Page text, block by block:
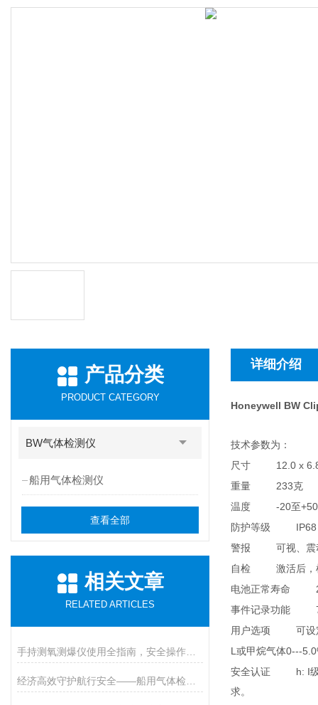
产品分类
PRODUCT CATEGORY
BW气体检测仪
船用气体检测仪
查看全部
相关文章
RELATED ARTICLES
详细介绍
Honeywell BW
技术参数为：
尺寸 12.0 x 6.8
重量 233克
温度 -20至+50
防护等级 IP68
警报
可视、
自检
激活后
电池正常寿命
事件记录功能
用户选项 可设
L 或甲烷气体0---
安全认证 h: I
求。